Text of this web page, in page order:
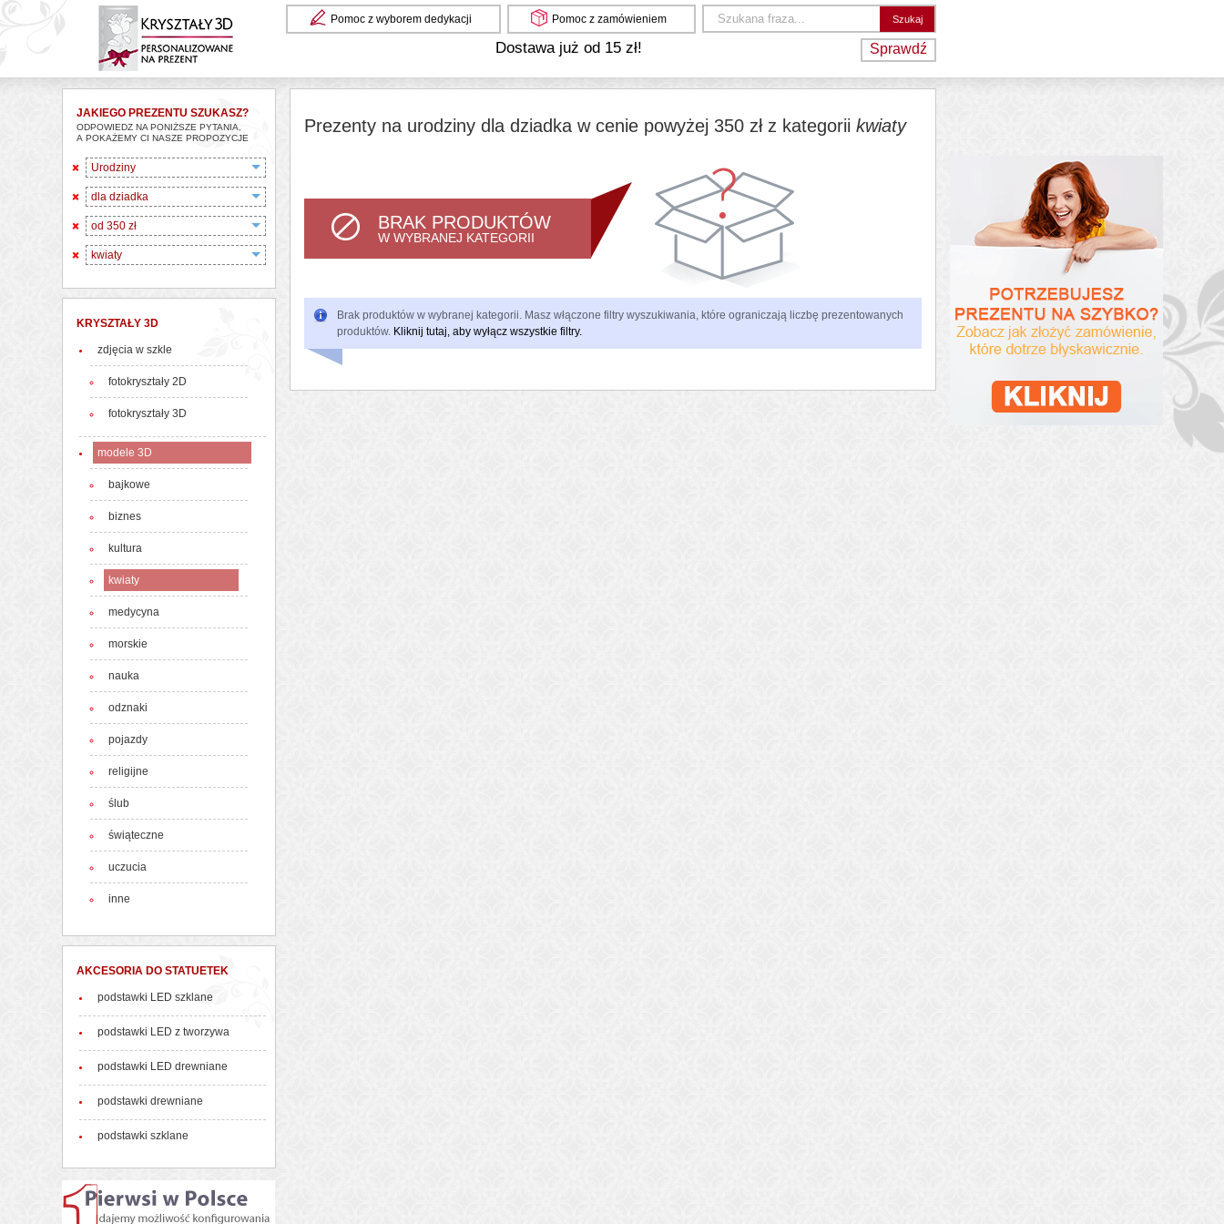
Pomoc z wyborem dedykacji Pomoc z zamówieniem
Dostawa już od 15 zł! Sprawdź
JAKIEGO PREZENTU SZUKASZ?
ODPOWIEDZ NA PONIŻSZE PYTANIA,
A POKAŻEMY CI NASZE PROPOZYCJE
Urodziny
dla dziadka
od 350 zł
kwiaty
KRYSZTAŁY 3D
zdjęcia w szkle
fotokryształy 2D
fotokryształy 3D
modele 3D
bajkowe
biznes
kultura
kwiaty
medycyna
morskie
nauka
odznaki
pojazdy
religijne
ślub
świąteczne
uczucia
inne
AKCESORIA DO STATUETEK
podstawki LED szklane
podstawki LED z tworzywa
podstawki LED drewniane
podstawki drewniane
podstawki szklane
Prezenty na urodziny dla dziadka w cenie powyżej 350 zł z kategorii kwiaty
BRAK PRODUKTÓW
W WYBRANEJ KATEGORII
Brak produktów w wybranej kategorii. Masz włączone filtry wyszukiwania, które ograniczają liczbę prezentowanych
produktów. Kliknij tutaj, aby wyłącz wszystkie filtry.